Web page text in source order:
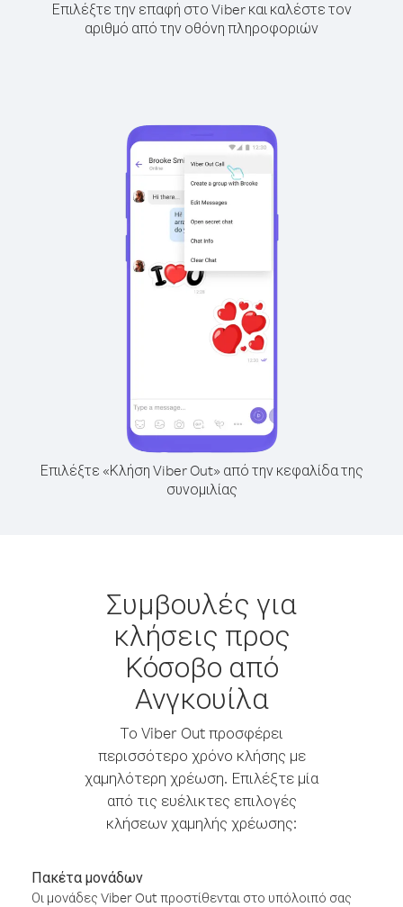
Επιλέξτε την επαφή στο Viber και καλέστε τον
αριθμό από την οθόνη πληροφοριών
Επιλέξτε «Κλήση Viber Out» από την κεφαλίδα της
συνομιλίας
Συμβουλές για
κλήσεις προς
Κόσοβο από
Ανγκουίλα
Το Viber Out προσφέρει
περισσότερο χρόνο κλήσης με
χαμηλότερη χρέωση. Επιλέξτε μία
από τις ευέλικτες επιλογές
κλήσεων χαμηλής χρέωσης:
Πακέτα μονάδων
Οι μονάδες Viber Out προστίθενται στο υπόλοιπό σας